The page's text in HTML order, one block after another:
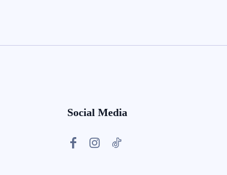
Social Media